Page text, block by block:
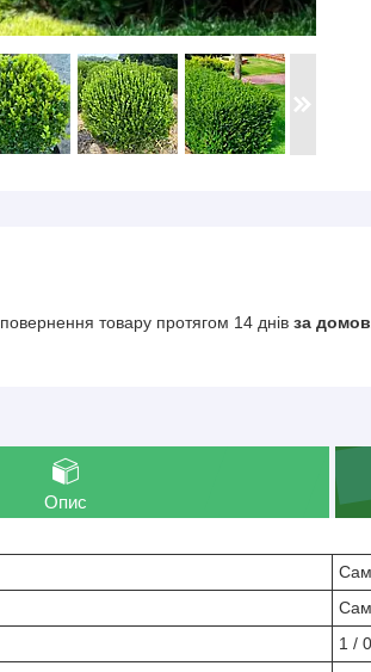
повернення товару протягом 14 днів за
Опис
1 /